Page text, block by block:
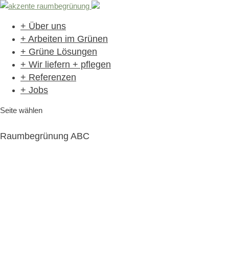
+ Über uns
+ Arbeiten im Grünen
+ Grüne Lösungen
+ Wir liefern + pflegen
+ Referenzen
+ Jobs
Seite wählen
Raumbegrünung ABC